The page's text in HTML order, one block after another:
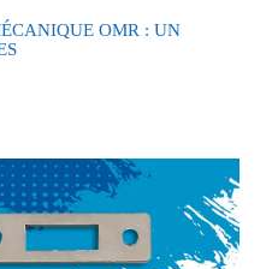
OMR : UN